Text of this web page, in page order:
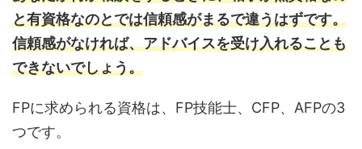
と有資格なのとでは信頼感がまるで違うはずです。
信頼感がなければ、アドバイスを受け入れることも
できないでしょう。
FPに求められる資格は、FP技能士、CFP、AFPの3
つです。